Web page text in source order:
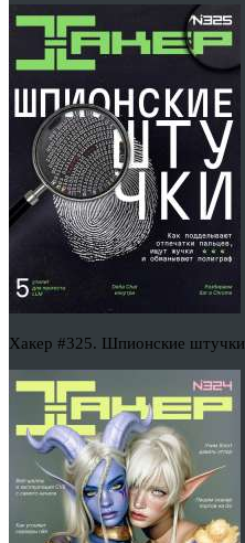
Хакер #325. Шпионские штучки